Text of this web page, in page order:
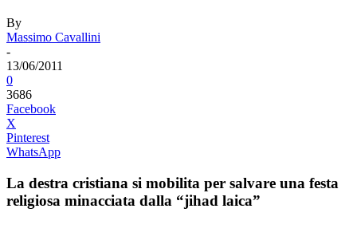
By
Massimo Cavallini
-
13/06/2011
0
3686
Facebook
X
Pinterest
WhatsApp
La destra cristiana si mobilita per salvare una festa
religiosa minacciata dalla “jihad laica”